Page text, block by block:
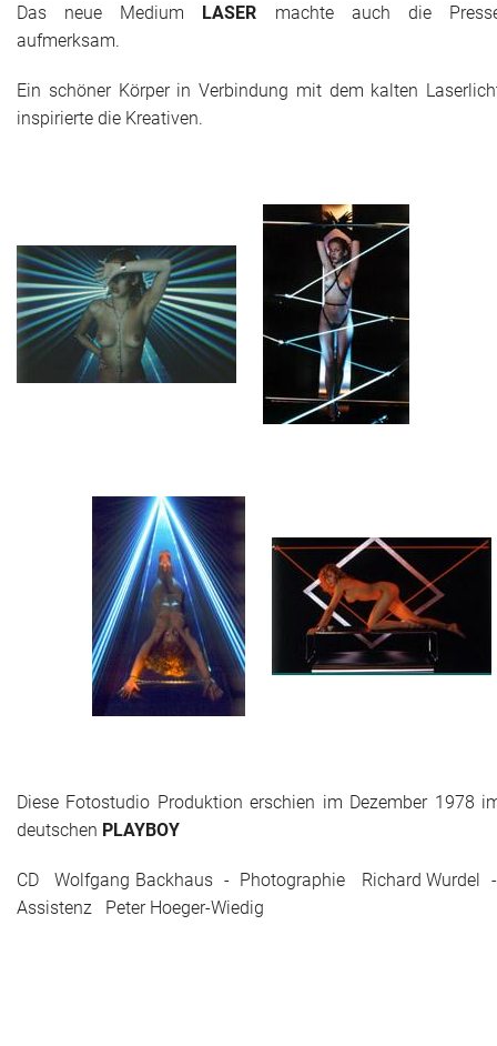
Das neue Medium LASER machte auch die
aufmerksam.
Ein schöner Körper in Verbindung mit dem kalten
inspirierte die Kreativen.
Diese Fotostudio Produktion erschien im Dezember 1978
deutschen PLAYBOY
CD Wolfgang Backhaus - Photographie Richard Wurdel
Assistenz Peter Hoeger-Wiedig